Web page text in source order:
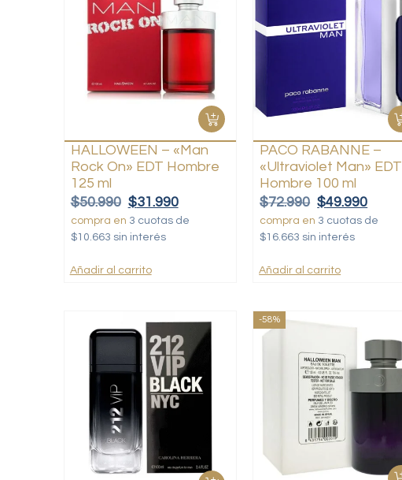
HALLOWEEN – «Man
Rock On» EDT Hombre
125 ml
$50.990 $31.990
compra en 3 cuotas de
$10.663 sin interés
Añadir al carrito
PACO RABANNE –
«Ultraviolet Man» EDT
Hombre 100 ml
$72.990 $49.990
compra en 3 cuotas de
$16.663 sin interés
Añadir al carrito
-58%